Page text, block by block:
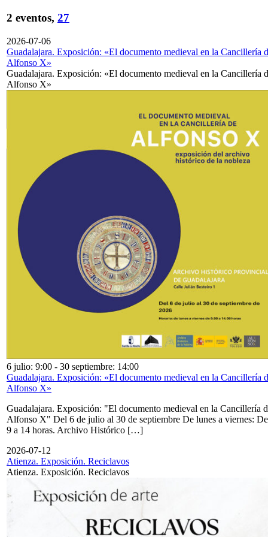
2 eventos, 27
2026-07-06
Guadalajara. Exposición: «El documento medieval en la Cancillería
Alfonso X»
Guadalajara. Exposición: «El documento medieval en la Cancillería
Alfonso X»
6 julio: 9:00 - 30 septiembre: 14:00
Guadalajara. Exposición: «El documento medieval en la Cancillería
Alfonso X»
Guadalajara. Exposición: "El documento medieval en la Cancillería
Alfonso X" Del 6 de julio al 30 de septiembre De lunes a viernes: De
9 a 14 horas. Archivo Histórico […]
2026-07-12
Atienza. Exposición. Reciclavos
Atienza. Exposición. Reciclavos